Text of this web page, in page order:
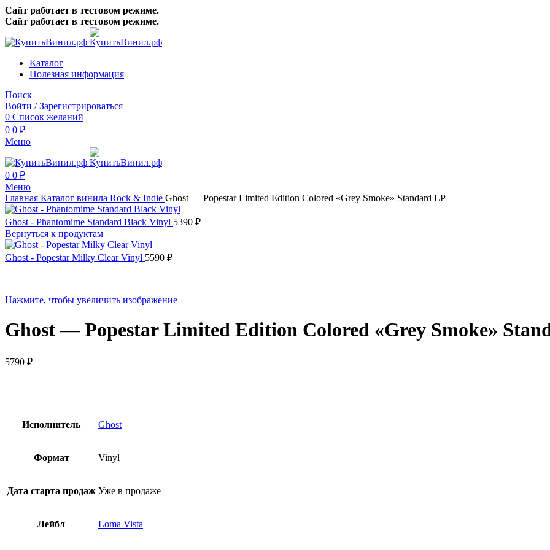
Сайт работает в тестовом режиме.
Сайт работает в тестовом режиме.
Каталог
Полезная информация
Поиск
Войти / Зарегистрироваться
0 Список желаний
0 0 ₽
Меню
0 0 ₽
Меню
Главная Каталог винила Rock & Indie Ghost — Popestar Limited Edition Colored «Grey Smoke» Standard LP
Ghost - Phantomime Standard Black Vinyl 5390 ₽
Вернуться к продуктам
Ghost - Popestar Milky Clear Vinyl 5590 ₽
Нажмите, чтобы увеличить изображение
Ghost — Popestar Limited Edition Colored «Grey Smoke»
5790 ₽
Исполнитель Ghost
Формат Vinyl
Дата старта продаж Уже в продаже
Лейбл Loma Vista